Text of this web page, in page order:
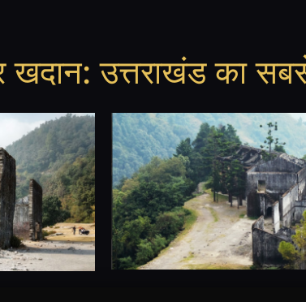
खदान: उत्तराखंड का